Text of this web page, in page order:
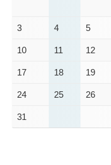
3 4 5
10 11 12
17 18 19
24 25 26
31